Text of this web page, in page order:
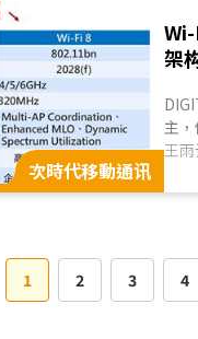
国防应用市场。...
次時代移動通讯
架
主
推
向
品质
王雨
1 2 3 4